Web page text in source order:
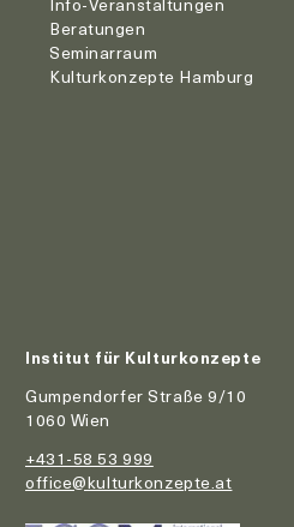
Beratungen
Seminarraum
Kulturkonzepte Hamburg
Institut für Kulturkonzepte
Gumpendorfer Straße 9/10
1060 Wien
+431-58 53 999
office@kulturkonzepte.at